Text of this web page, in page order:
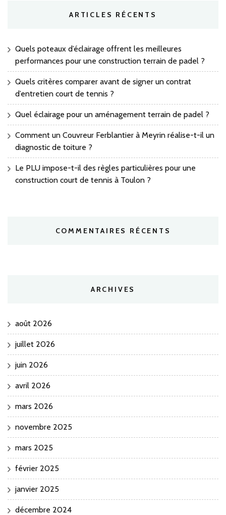
ARTICLES RÉCENTS
Quels poteaux d’éclairage offrent les meilleures
performances pour une construction terrain de padel ?
Quels critères comparer avant de signer un contrat
d’entretien court de tennis ?
Quel éclairage pour un aménagement terrain de padel ?
Comment un Couvreur Ferblantier à Meyrin réalise-t-il un
diagnostic de toiture ?
Le PLU impose-t-il des règles particulières pour une
construction court de tennis à Toulon ?
COMMENTAIRES RÉCENTS
ARCHIVES
août 2026
juillet 2026
juin 2026
avril 2026
mars 2026
novembre 2025
mars 2025
février 2025
janvier 2025
décembre 2024